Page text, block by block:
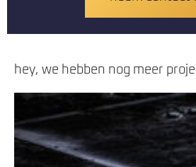
hey, we hebben nog meer